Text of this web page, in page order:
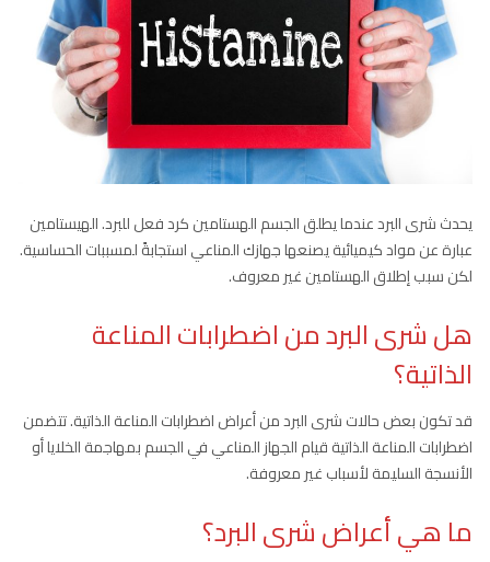
يحدث شرى البرد عندما يطلق الجسم الهستامين كرد فعل للبرد. الهيستامين
عبارة عن مواد كيميائية يصنعها جهازك المناعي استجابةً لمسببات الحساسية.
لكن سبب إطلاق الهستامين غير معروف.
هل شرى البرد من اضطرابات المناعة
الذاتية؟
قد تكون بعض حالات شرى البرد من أعراض اضطرابات المناعة الذاتية. تتضمن
اضطرابات المناعة الذاتية قيام الجهاز المناعي في الجسم بمهاجمة الخلايا أو
الأنسجة السليمة لأسباب غير معروفة.
ما هي أعراض شرى البرد؟